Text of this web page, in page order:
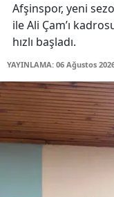
Afşinspor, yeni
ile Ali Çam’ı
hızlı başladı.
YAYINLAMA: 06 Ağustos